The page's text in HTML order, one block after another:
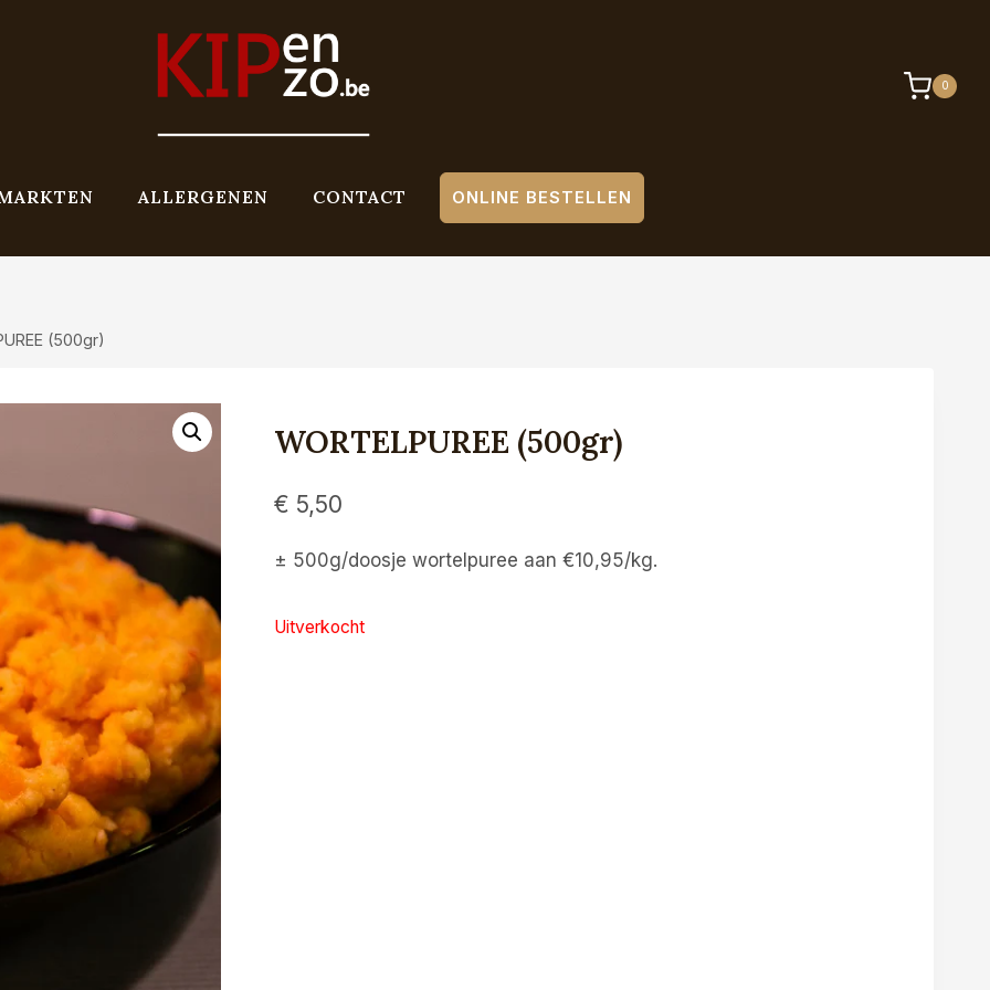
0
ALLERGENEN CONTACT ONLINE BESTELLEN
(500gr)
WORTELPUREE (500gr)
€ 5,50
± 500g/doosje wortelpuree aan €10,95/kg.
Uitverkocht